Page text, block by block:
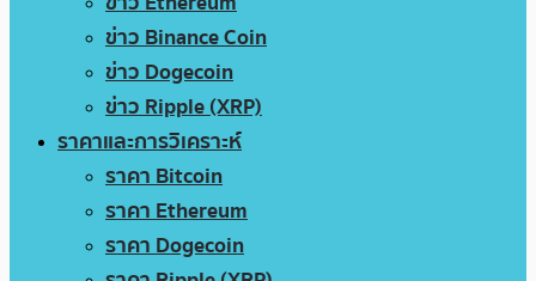
ข่าว Binance Coin
ข่าว Dogecoin
ข่าว Ripple (XRP)
ราคาและการวิเคราะห์
ราคา Bitcoin
ราคา Ethereum
ราคา Dogecoin